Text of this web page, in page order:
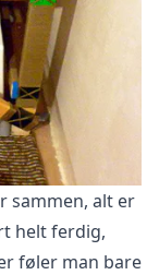
sammen, alt er
helt ferdig,
føler man bare